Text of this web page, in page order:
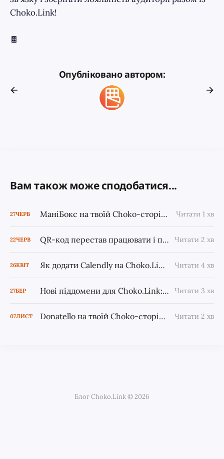
Choko.Link!
🍫
Опубліковано автором:
Вам також може сподобатися...
27ЧЕРВ МаніБокс на твоїй Choko-сторінці: ще один спосіб приймати донати — і місяць Plus у подарунок Читати 1 хв
22ЧЕРВ QR-код перестав працювати і просить гроші — що сталося і як це виправити Читати 2 хв
26КВІТ Як додати Calendly на Choko.Link — і чому це змінить твій запис клієнтів Читати 4 хв
27БЕР Нові піддомени для Choko.Link: otut.link та osyo.link Читати 3 хв
07ЛИСТ Donatello на твоїй Choko-сторінці: донати тепер ближче до твоєї аудиторії Читати 2 хв
Блог Choko.Link © 2026